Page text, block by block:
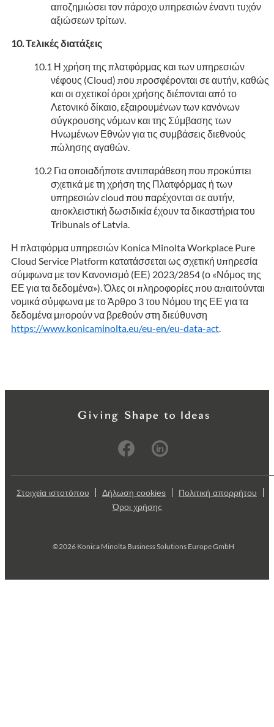
αποζημιώσει τον πάροχο υπηρεσιών έναντι τυχόν
αξιώσεων τρίτων.
Τελικές διατάξεις
Η χρήση της πλατφόρμας και των υπηρεσιών
νέφους (Cloud) που προσφέρονται σε αυτήν, καθώς
και οι σχετικοί όροι χρήσης διέπονται από το
Λετονικό δίκαιο, εξαιρουμένων των κανόνων
σύγκρουσης νόμων και της Σύμβασης των
Ηνωμένων Εθνών για τις συμβάσεις διεθνούς
πώλησης αγαθών.
Για οποιαδήποτε αντιπαράθεση που προκύπτει
σχετικά με τη χρήση της Πλατφόρμας ή των
υπηρεσιών cloud που παρέχονται σε αυτήν,
αποκλειστική δωσιδικία έχουν τα δικαστήρια του
Tribunals of Latvia.
Η πλατφόρμα υπηρεσιών Konica Minolta Workplace Pure
Cloud Service Platform κατατάσσεται ως σχετική υπηρεσία
σύμφωνα με τον Κανονισμό (ΕΕ) 2023/2854 (ο «Νόμος της
ΕΕ για τα δεδομένα»). Όλες οι πληροφορίες που απαιτούνται
νομικά σύμφωνα με το Άρθρο 3 του Νόμου της ΕΕ για τα
δεδομένα μπορούν να βρεθούν στη διεύθυνση
https://www.konicaminolta.eu/eu-en/eu-data-act.
Στοιχεία ιστοτόπου Δήλωση cookies
Πολιτική απορρήτου
Όροι χρήσης
©2026 Konica Minolta Business Solutions Europe GmbH